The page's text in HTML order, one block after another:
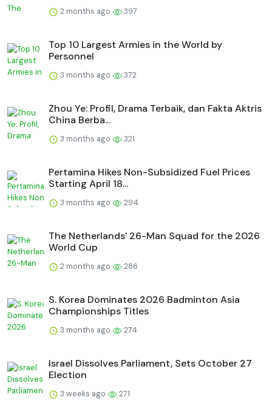
2 months ago 397
Top 10 Largest Armies in the World by
Personnel
3 months ago 372
Zhou Ye: Profil, Drama Terbaik, dan Fakta Aktris
China Berba...
3 months ago 321
Pertamina Hikes Non-Subsidized Fuel Prices
Starting April 18...
3 months ago 294
The Netherlands' 26-Man Squad for the 2026
World Cup
2 months ago 286
S. Korea Dominates 2026 Badminton Asia
Championships Titles
3 months ago 274
Israel Dissolves Parliament, Sets October 27
Election
3 weeks ago 271